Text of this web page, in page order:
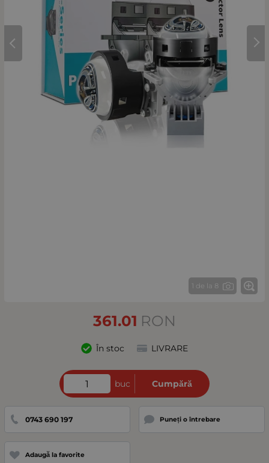
1 de la 8
361.01 RON
În stoc LIVRARE
buc Cumpără
0743 690 197 Puneți o întrebare
Adaugă la favorite